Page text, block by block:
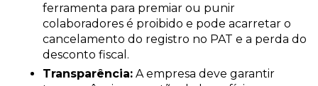
ferramenta para premiar ou punir
colaboradores é proibido e pode acarretar o
cancelamento do registro no PAT e a perda do
desconto fiscal.
Transparência: A empresa deve garantir